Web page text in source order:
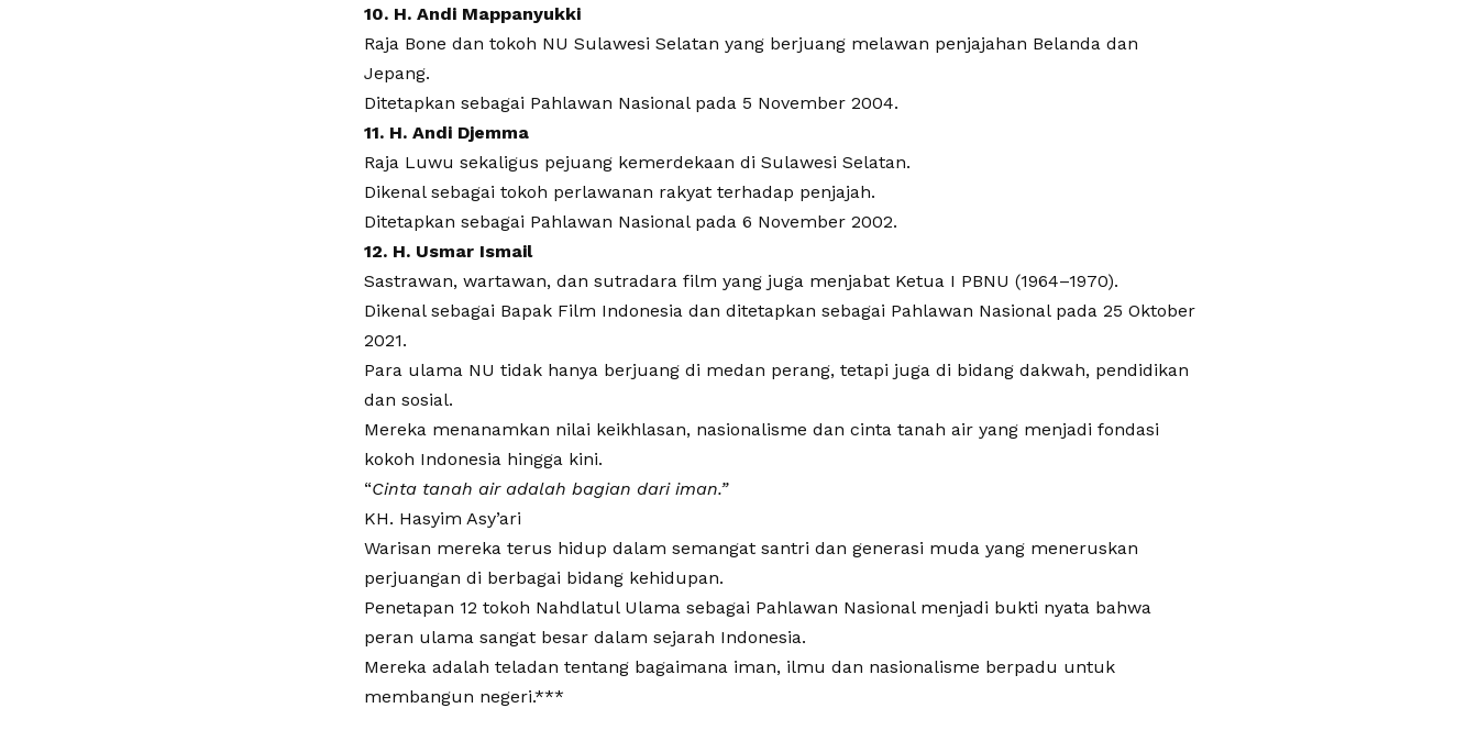
10. H. Andi Mappanyukki
Raja Bone dan tokoh NU Sulawesi Selatan yang berjuang melawan penjajahan Belanda dan
Jepang.
Ditetapkan sebagai Pahlawan Nasional pada 5 November 2004.
11. H. Andi Djemma
Raja Luwu sekaligus pejuang kemerdekaan di Sulawesi Selatan.
Dikenal sebagai tokoh perlawanan rakyat terhadap penjajah.
Ditetapkan sebagai Pahlawan Nasional pada 6 November 2002.
12. H. Usmar Ismail
Sastrawan, wartawan, dan sutradara film yang juga menjabat Ketua I PBNU (1964–1970).
Dikenal sebagai Bapak Film Indonesia dan ditetapkan sebagai Pahlawan Nasional pada 25 Oktober
2021.
Para ulama NU tidak hanya berjuang di medan perang, tetapi juga di bidang dakwah, pendidikan
dan sosial.
Mereka menanamkan nilai keikhlasan, nasionalisme dan cinta tanah air yang menjadi fondasi
kokoh Indonesia hingga kini.
“Cinta tanah air adalah bagian dari iman.”
KH. Hasyim Asy’ari
Warisan mereka terus hidup dalam semangat santri dan generasi muda yang meneruskan
perjuangan di berbagai bidang kehidupan.
Penetapan 12 tokoh Nahdlatul Ulama sebagai Pahlawan Nasional menjadi bukti nyata bahwa
peran ulama sangat besar dalam sejarah Indonesia.
Mereka adalah teladan tentang bagaimana iman, ilmu dan nasionalisme berpadu untuk
membangun negeri.***